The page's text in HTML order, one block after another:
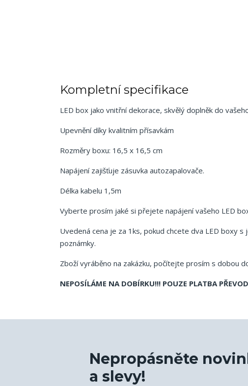
Kompletní specifikace
LED box jako vnitřní dekorace, skvělý doplněk do
Upevnění díky kvalitním přísavkám
Rozměry boxu: 16,5 x 16,5 cm
Napájení zajišťuje zásuvka autozapalovače.
Délka kabelu 1,5m
Vyberte prosím jaké si přejete napájení vašeho LED
Uvedená cena je za 1ks, pokud chcete dva LED boxy
poznámky.
Zboží vyráběno na zakázku, počítejte prosím s dobou
NEPOSÍLÁME NA DOBÍRKU!!! POUZE PLATBA
Nepropásněte
a slevy!